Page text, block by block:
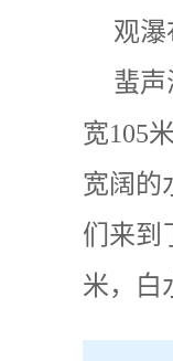
观瀑
蜚
宽105
宽阔的
们来到
米，白